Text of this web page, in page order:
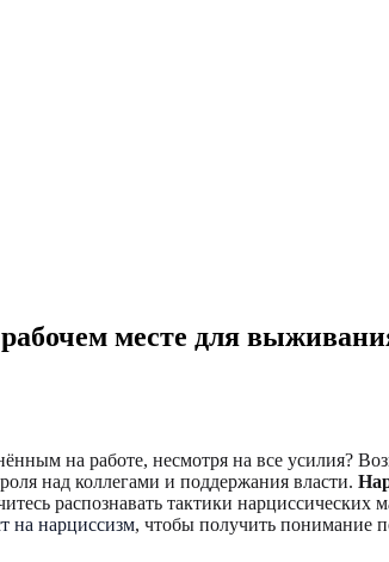
месте для
на работе, несмотря на все усилия?
над коллегами и поддержания власти.
распознавать тактики
на нарциссизм, чтобы получить понимание